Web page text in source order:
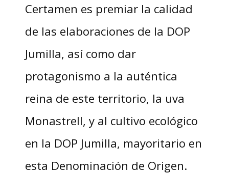
Certamen es premiar la calidad
de las elaboraciones de la DOP
Jumilla, así como dar
protagonismo a la auténtica
reina de este territorio, la uva
Monastrell, y al cultivo ecológico
en la DOP Jumilla, mayoritario en
esta Denominación de Origen.